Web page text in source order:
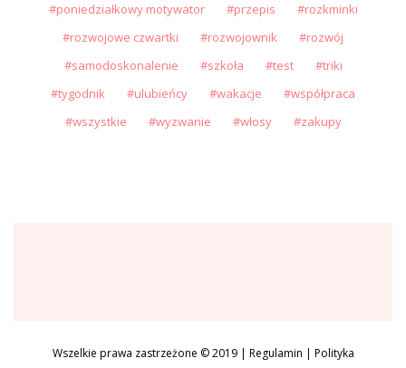
poniedziałkowy motywator
przepis
rozkminki
rozwojowe czwartki
rozwojownik
rozwój
samodoskonalenie
szkoła test
triki
tygodnik
ulubieńcy wakacje
współpraca
wszystkie
wyzwanie włosy zakupy
Wszelkie prawa zastrzeżone © 2019 | Regulamin | Polityka